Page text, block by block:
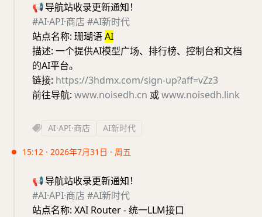
📢导航站收录更新通知！
#AI·API·商店 #AI新时代
站点名称: 珊瑚语AI
描述: 一个提供AI模型广场、排行榜、控制台和文档
的AI平台。
链接: https://3hdmx.com/sign-up?aff=vZz3
前往导航: www.noisedh.cn 或www.noisedh.link
AI·API·商店 AI新时代
15:12 · 2026年7月31日 · 周五
📢导航站收录更新通知！
#AI·API·商店 #AI新时代
站点名称: XAI Router - 统一LLM接口